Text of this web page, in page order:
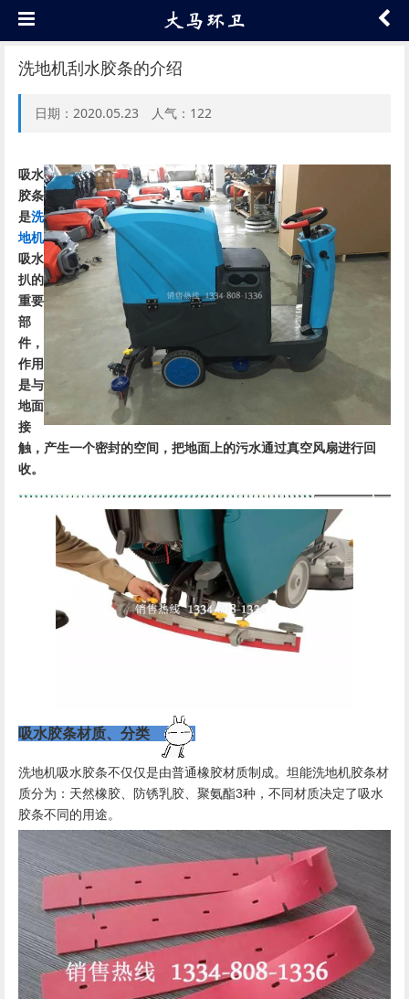
洗地机刮水胶条的介绍
日期：2020.05.23 人气： 122
吸水
胶条
是洗
地机
吸水
扒的
重要
部
件，
作用
是与
地面
接
触，产生一个密封的空间，把地面上的污水通过真空风扇进行回
收。
吸水胶条材质、分类
洗地机吸水胶条不仅仅是由普通橡胶材质制成。坦能洗地机胶条材
质分为：天然橡胶、防锈乳胶、聚氨酯3种，不同材质决定了吸水
胶条不同的用途。